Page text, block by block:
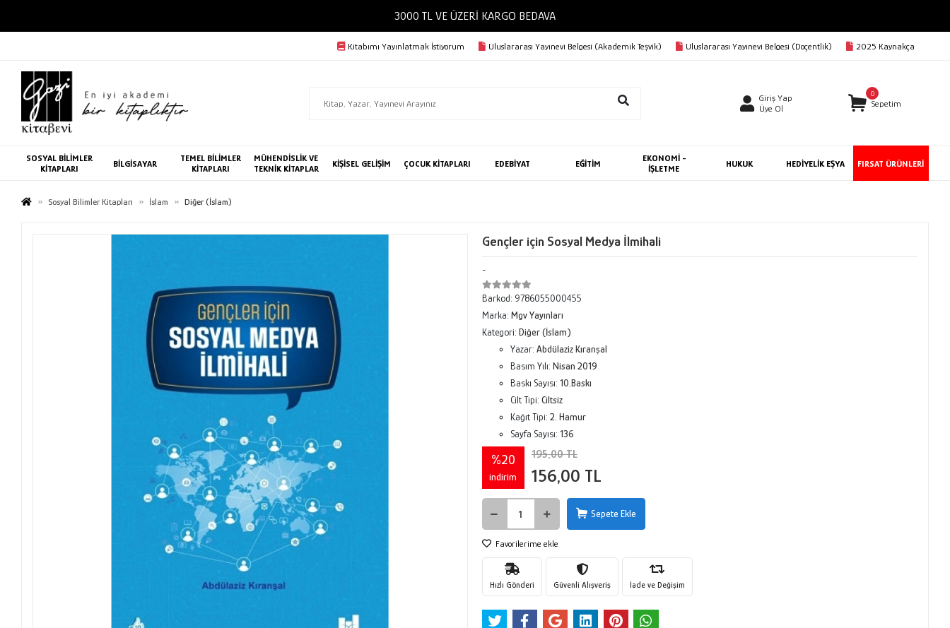
3000 TL VE ÜZERİ KARGO BEDAVA
Kitabımı Yayınlatmak İstiyorum Uluslararası Yayınevi Belgesi (Akademik Teşvik) Uluslararası Yayınevi Belgesi (Doçentlik) 2025 Kaynakça
Giriş Yap
Üye Ol
0
Sepetim
SOSYAL BİLİMLER
KİTAPLARI
BİLGİSAYAR
TEMEL BİLİMLER
KİTAPLARI
MÜHENDİSLİK VE
TEKNİK KİTAPLAR
KİŞİSEL GELİŞİM ÇOCUK KİTAPLARI EDEBİYAT EĞİTİM
EKONOMİ -
İŞLETME
HUKUK HEDİYELİK EŞYA FIRSAT ÜRÜNLERİ
Sosyal Bilimler Kitapları İslam Diğer (İslam)
Gençler için Sosyal Medya İlmihali
-
Barkod: 9786055000455
Marka: Mgv Yayınları
Kategori: Diğer (İslam)
Yazar: Abdülaziz Kıranşal
Basım Yılı: Nisan 2019
Baskı Sayısı: 10.Baskı
Cilt Tipi: Ciltsiz
Kağıt Tipi: 2. Hamur
Sayfa Sayısı: 136
%20
indirim
195,00 TL
156,00 TL
Sepete Ekle
Favorilerime ekle
Hızlı Gönderi Güvenli Alışveriş İade ve Değişim